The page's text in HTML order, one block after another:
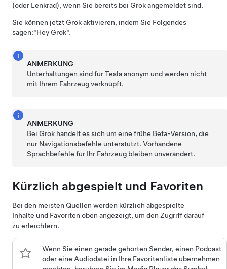
(oder Lenkrad), wenn Sie bereits bei Grok angemeldet sind.
Sie können jetzt Grok aktivieren, indem Sie Folgendes
sagen:"Hey Grok".
ANMERKUNG
Unterhaltungen sind für Tesla anonym und werden nicht
mit Ihrem Fahrzeug verknüpft.
ANMERKUNG
Bei Grok handelt es sich um eine frühe Beta-Version, die
nur Navigationsbefehle unterstützt. Vorhandene
Sprachbefehle für Ihr Fahrzeug bleiben unverändert.
Kürzlich abgespielt und Favoriten
Bei den meisten Quellen werden kürzlich abgespielte
Inhalte und Favoriten oben angezeigt, um den Zugriff darauf
zu erleichtern.
Wenn Sie einen gerade gehörten Sender, einen Podcast
oder eine Audiodatei in Ihre Favoritenliste übernehmen